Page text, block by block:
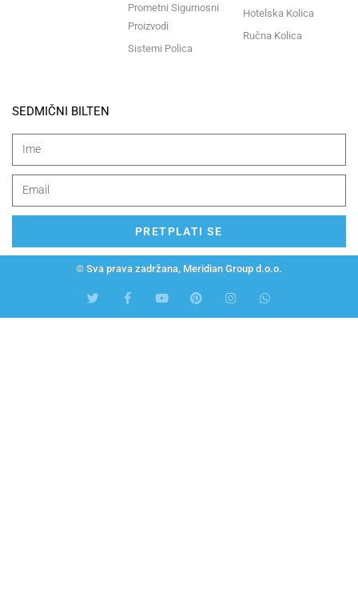
Prometni Sigurnosni
Proizvodi
Sistemi Polica
Hotelska Kolica
Ručna Kolica
SEDMIČNI BILTEN
PRETPLATI SE
© Sva prava zadržana, Meridian Group d.o.o.